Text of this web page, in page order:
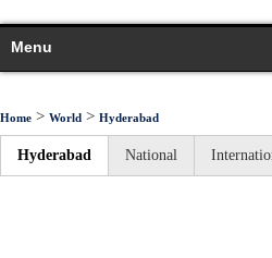
Menu
Home > World > Hyderabad
Hyderabad National